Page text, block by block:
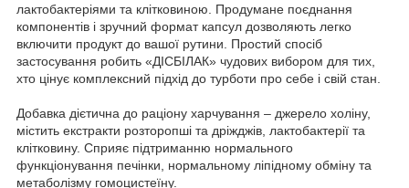
лактобактеріями та клітковиною. Продумане поєднання
компонентів і зручний формат капсул дозволяють легко
включити продукт до вашої рутини. Простий спосіб
застосування робить «ДІСБІЛАК» чудових вибором для тих,
хто цінує комплексний підхід до турботи про себе і свій стан.
Добавка дієтична до раціону харчування – джерело холіну,
містить екстракти розторопші та дріжджів, лактобактерії та
клітковину. Сприяє підтриманню нормального
функціонування печінки, нормальному ліпідному обміну та
метаболізму гомоцистеїну.